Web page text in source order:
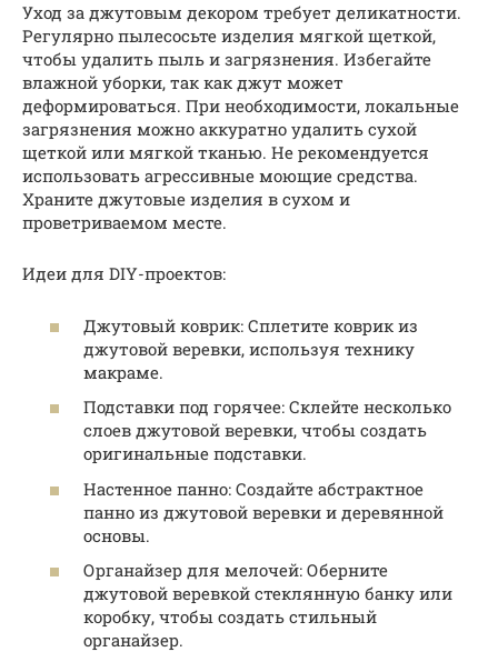
Уход за джутовым декором требует деликатности.
Регулярно пылесосьте изделия мягкой щеткой,
чтобы удалить пыль и загрязнения. Избегайте
влажной уборки, так как джут может
деформироваться. При необходимости, локальные
загрязнения можно аккуратно удалить сухой
щеткой или мягкой тканью. Не рекомендуется
использовать агрессивные моющие средства.
Храните джутовые изделия в сухом и
проветриваемом месте.
Идеи для DIY-проектов:
Джутовый коврик: Сплетите коврик из
джутовой веревки, используя технику
макраме.
Подставки под горячее: Склейте несколько
слоев джутовой веревки, чтобы создать
оригинальные подставки.
Настенное панно: Создайте абстрактное
панно из джутовой веревки и деревянной
основы.
Органайзер для мелочей: Оберните
джутовой веревкой стеклянную банку или
коробку, чтобы создать стильный
органайзер.